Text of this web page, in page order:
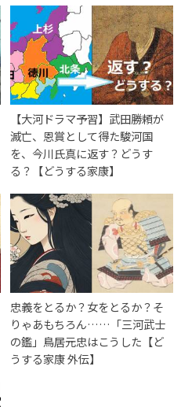
【大河ドラマ予習】武田勝頼が
滅亡、恩賞として得た駿河国
を、今川氏真に返す？どうす
る？【どうする家康】
忠義をとるか？女をとるか？そ
りゃあもちろん……「三河武士
の鑑」鳥居元忠はこうした【ど
うする家康 外伝】